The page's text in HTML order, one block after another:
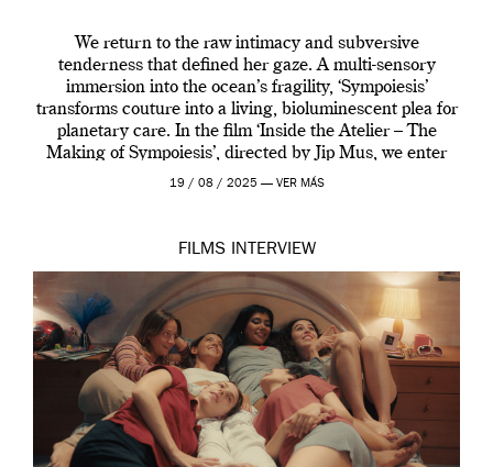
We return to the raw intimacy and subversive
tenderness that defined her gaze. A multi-sensory
immersion into the ocean’s fragility, ‘Sympoiesis’
transforms couture into a living, bioluminescent plea for
planetary care. In the film ‘Inside the Atelier – The
Making of Sympoiesis’, directed by Jip Mus, we enter
the sacred space where Iris van Herpen’s […]
19 / 08 / 2025 — VER MÁS
FILMS INTERVIEW